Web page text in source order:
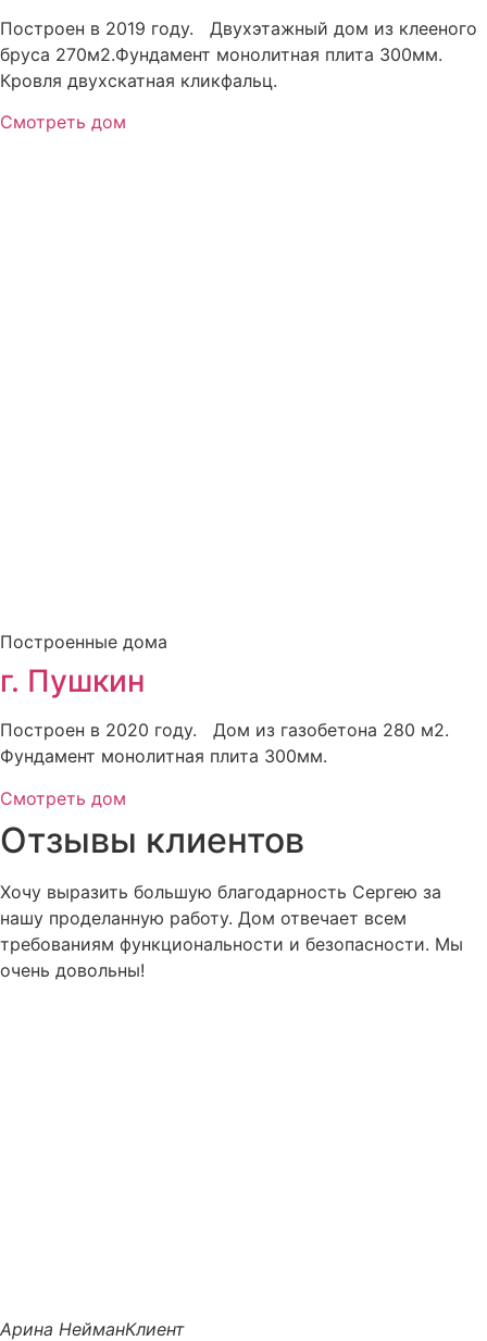
Построен в 2019 году. Двухэтажный дом из клееного
бруса 270м2.Фундамент монолитная плита 300мм.
Кровля двухскатная кликфальц.
Смотреть дом
Построенные дома
г. Пушкин
Построен в 2020 году. Дом из газобетона 280 м2.
Фундамент монолитная плита 300мм.
Смотреть дом
Отзывы клиентов
Хочу выразить большую благодарность Сергею за
нашу проделанную работу. Дом отвечает всем
требованиям функциональности и безопасности. Мы
очень довольны!
Арина НейманКлиент